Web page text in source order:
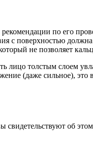
по его
с поверхностью
не позволяет
лицо толстым слоем
(даже сильное), это
об